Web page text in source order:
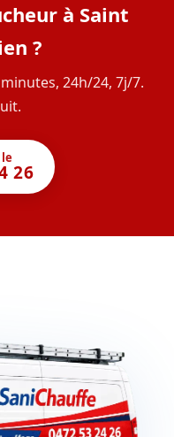
à Saint
?
24h/24, 7j/7.
26